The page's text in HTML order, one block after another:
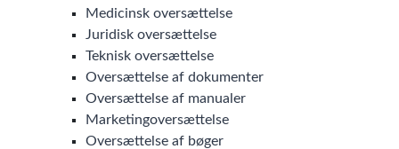
Medicinsk oversættelse
Juridisk oversættelse
Teknisk oversættelse
Oversættelse af dokumenter
Oversættelse af manualer
Marketingoversættelse
Oversættelse af bøger